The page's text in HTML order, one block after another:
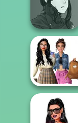
Manga Creator -
Fantasy World...
Manga Creator
Vampire Hunter
P...